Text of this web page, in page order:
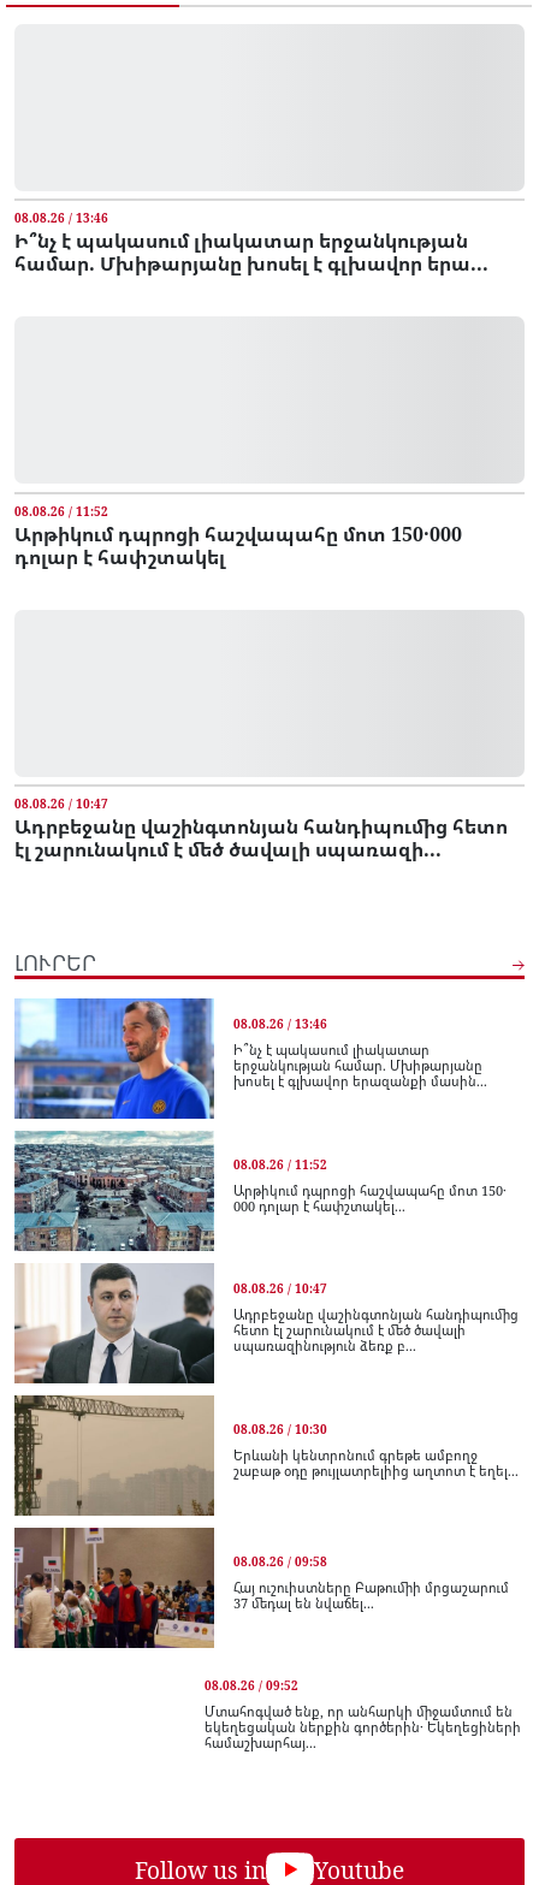
08.08.26 / 13:46
Ի՞նչ է պակասում լիակատար երջանկության
համար. Մխիթարյանը խոսել է գլխավոր երա...
08.08.26 / 11:52
Արթիկում դպրոցի հաշվապահը մոտ 150․000
դոլար է հափշտակել
08.08.26 / 10:47
Ադրբեջանը վաշինգտոնյան հանդիպումից հետո
էլ շարունակում է մեծ ծավալի սպառազի...
ԼՈՒՐԵՐ
08.08.26 / 13:46
Ի՞նչ է պակասում լիակատար
երջանկության համար. Մխիթարյանը
խոսել է գլխավոր երազանքի մասին...
08.08.26 / 11:52
Արթիկում դպրոցի հաշվապահը մոտ 150․
000 դոլար է հափշտակել...
08.08.26 / 10:47
Ադրբեջանը վաշինգտոնյան հանդիպումից
հետո էլ շարունակում է մեծ ծավալի
սպառազինություն ձեռք բ...
08.08.26 / 10:30
Երևանի կենտրոնում գրեթե ամբողջ
շաբաթ օդը թույլատրելիից աղտոտ է եղել...
08.08.26 / 09:58
Հայ ուշուիստները Բաթումիի մրցաշարում
37 մեդալ են նվաճել...
08.08.26 / 09:52
Մտահոգված ենք, որ անհարկի միջամտում են
եկեղեցական ներքին գործերին․ Եկեղեցիների
համաշխարհայ...
Follow us in Youtube